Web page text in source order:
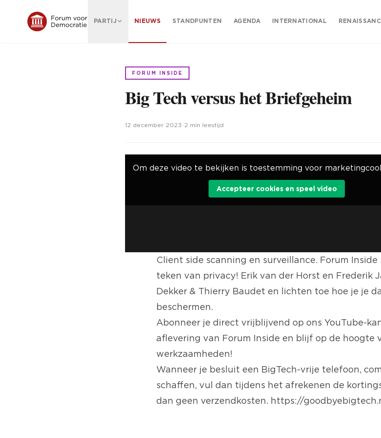
PARTIJ NIEUWS STANDPUNTEN AGENDA INTERNATIONAL
FORUM INSIDE
Big Tech versus het Briefgeheim
12 december 2023 2 min leestijd
Om deze video te bekijken is toestemming voor
Accepteer cookies en speel video
Client side scanning en surveillance. Forum
teken van privacy! Erik van der Horst en Frederik
Dekker & Thierry Baudet en lichten toe hoe je je
beschermen.
Abonneer je direct vrijblijvend op ons YouTube-
aflevering van Forum Inside en blijf op de hoogte
werkzaamheden!
Wanneer je besluit een BigTech-vrije telefoon,
schaffen, vul dan tijdens het afrekenen de
dan geen verzendkosten. https://